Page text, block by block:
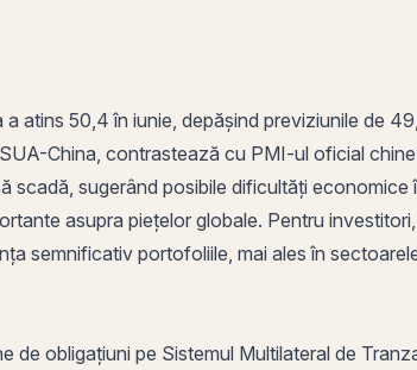
atins 50,4 în iunie, depășind previziunile de
China, contrastează cu PMI-ul oficial
scadă, sugerând posibile dificultăți
asupra piețelor globale. Pentru
semnificativ portofoliile, mai ales în
obligațiuni pe Sistemul Multilateral de